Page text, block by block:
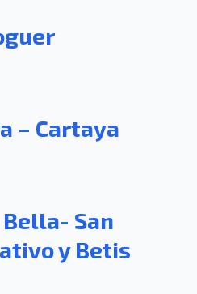
– Cartaya
Bella- San
y Betis